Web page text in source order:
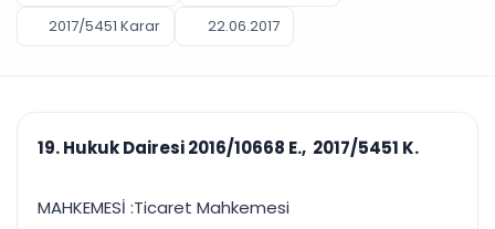
PLANLAMA & TAKİP
Pano ve Takip
Duruşma ve görev
takvimi
Bildirim
AKILLI & FİNANS
takibi
2017/5451 Karar
22.06.2017
19. Hukuk Dairesi 2016/10668 E., 2017/5451 K.
MAHKEMESİ :Ticaret Mahkemesi